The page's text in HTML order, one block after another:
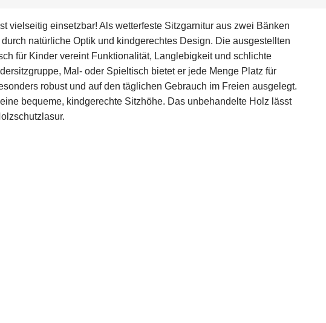
vielseitig einsetzbar! Als wetterfeste Sitzgarnitur aus zwei Bänken
natürliche Optik und kindgerechtes Design. Die ausgestellten
für Kinder vereint Funktionalität, Langlebigkeit und schlichte
Mal- oder Spieltisch bietet er jede Menge Platz für
robust und auf den täglichen Gebrauch im Freien ausgelegt.
bequeme, kindgerechte Sitzhöhe. Das unbehandelte Holz lässt